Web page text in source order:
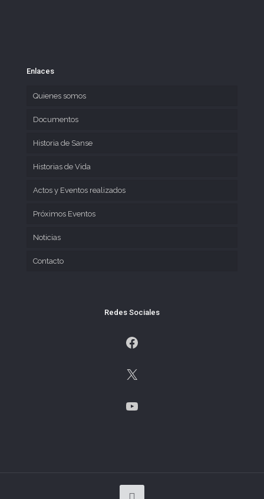
Enlaces
Quienes somos
Documentos
Historia de Sanse
Historias de Vida
Actos y Eventos realizados
Próximos Eventos
Noticias
Contacto
Redes Sociales
Facebook
X
YouTube